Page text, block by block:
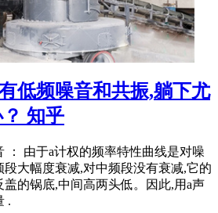
低频噪音和共振,躺下尤
知乎
： 由于a计权的频率特性曲线是对噪
大幅度衰减,对中频段没有衰减,它的
的锅底,中间高两头低。因此,用a声
.